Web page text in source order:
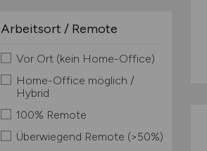
Arbeitsort / Remote
Vor Ort (kein Home-Office)
Home-Office möglich /
Hybrid
100% Remote
Überwiegend Remote (>50%)